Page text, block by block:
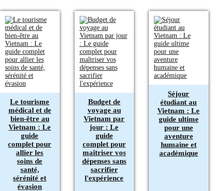
Le tourisme
médical et de
bien-être au
Vietnam : Le
guide
complet pour
allier les
soins de
santé,
sérénité et
évasion
Budget de
voyage au
Vietnam par
jour : Le
guide
complet pour
maîtriser vos
dépenses sans
sacrifier
l'expérience
Séjour
étudiant au
Vietnam : Le
guide ultime
pour une
aventure
humaine et
académique